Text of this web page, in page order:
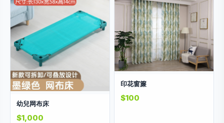
幼兒网布床
$1,000
印花窗簾
$100